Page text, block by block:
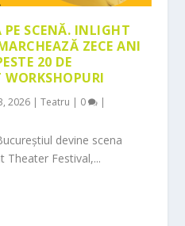
PE SCENĂ. INLIGHT
ZECE ANI
20 DE
WORKSHOPURI
2026 |Teatru | 0 |
devine scena
Theater Festival,...